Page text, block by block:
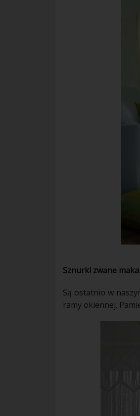
Sznurki zwane
Są ostatnio w
ramy okiennej.